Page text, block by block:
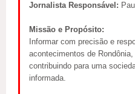
Jornalista Responsável:
Missão e Propósito:
Informar com precisão e
acontecimentos de
contribuindo para uma
informada.